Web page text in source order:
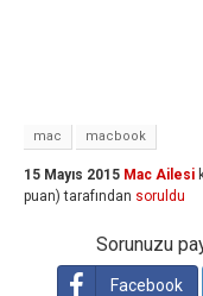
mac macbook
15 Mayıs 2015 Mac Ailesi
puan) tarafından soruldu
Sorunuzu
Facebook